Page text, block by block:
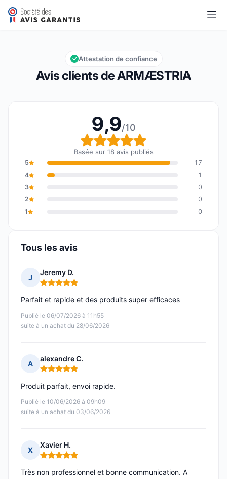
ARMÆSTRIA
Note globale : 9,9 sur 10
9,9/10
Avis clients de ARMÆSTRIA
Attestation de confiance
9,9/10
Note globale : 9,9 sur
Basée sur 18 avis publiés
5
17
4
1
3
0
2
0
1
0
Tous les avis
J
Jeremy D.
Note : 5 sur 5
Publié le 06/07/2026 à 11h55
suite à un achat du 28/06/2026
Parfait et rapide et des produits super efficaces
A
alexandre C.
Note : 5 sur 5
Publié le 10/06/2026 à 09h09
suite à un achat du 03/06/2026
Produit parfait, envoi rapide.
X
Xavier H.
Note : 5 sur 5
Très non professionnel et bonne communication. A